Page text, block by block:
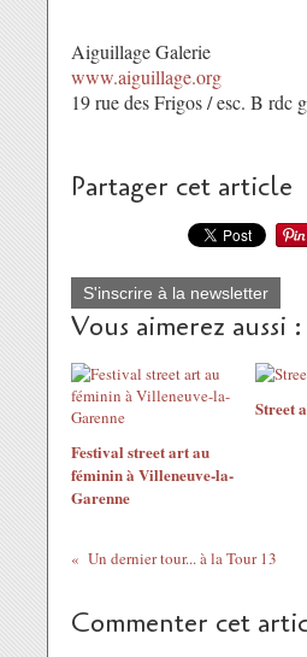
Aiguillage Galerie
www.aiguillage.org
19 rue des Frigos / esc. B rdc
Partager cet article
S'inscrire à la newsletter
Vous aimerez aussi :
Festival street art au
féminin à Villeneuve-la-
Garenne
Street
Un dernier tour... à la Tour 13
Commenter cet